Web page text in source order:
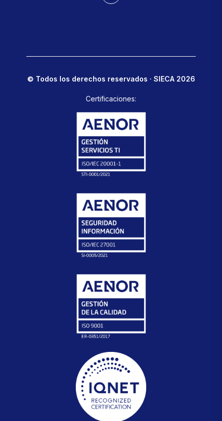
© Todos los derechos reservados · SIECA 2026
Certificaciones: